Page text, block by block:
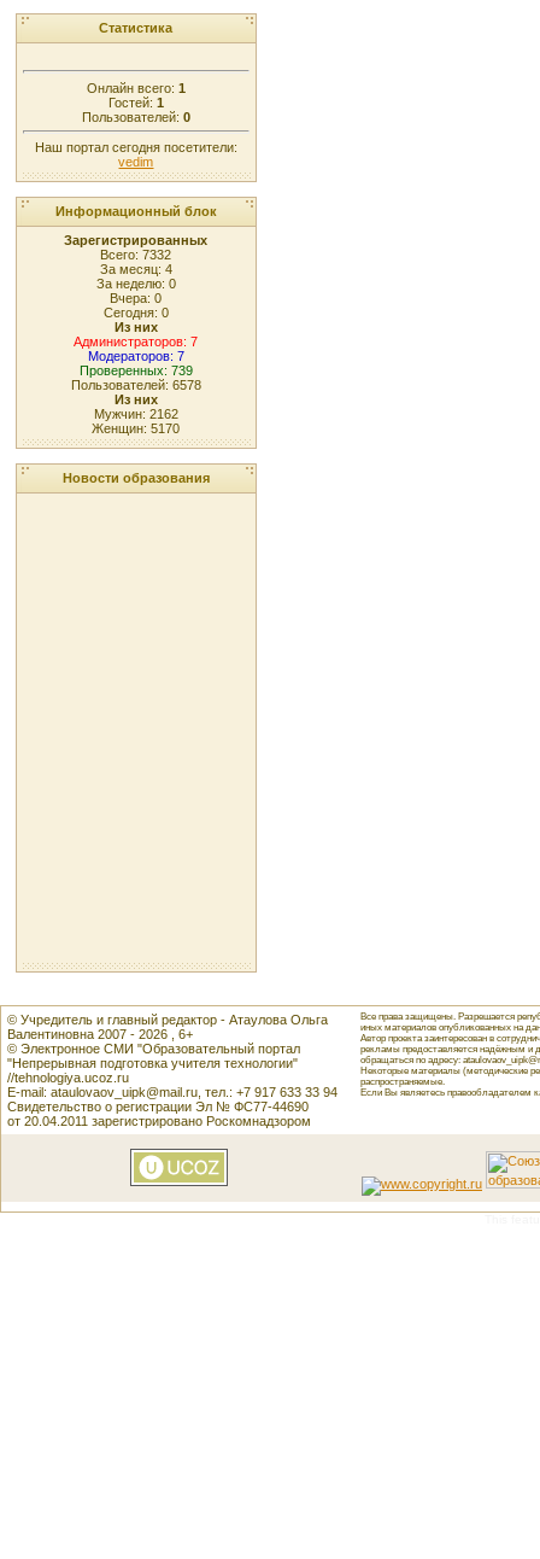
Статистика
Онлайн всего: 1
Гостей: 1
Пользователей: 0
Наш портал сегодня посетители:
vedim
Информационный блок
Зарегистрированных
Всего: 7332
За месяц: 4
За неделю: 0
Вчера: 0
Сегодня: 0
Из них
Администраторов: 7
Модераторов: 7
Проверенных: 739
Пользователей: 6578
Из них
Мужчин: 2162
Женщин: 5170
Новости образования
© Учредитель и главный редактор - Атаулова Ольга
Валентиновна 2007 - 2026 , 6+
© Электронное СМИ "Образовательный портал
"Непрерывная подготовка учителя технологии"
//tehnologiya.ucoz.ru
E-mail: ataulovaov_uipk@mail.ru, тел.: +7 917 633 33 94
Свидетельство о регистрации Эл № ФС77-44690
от 20.04.2011 зарегистрировано Роскомнадзором
Все права защищены. Разрешается
иных материалов опубликованных на
Автор проекта заинтересован в
рекламы предоставляется надёжным и
обращаться по адресу:
Некоторые материалы (методические
распространяемые.
Если Вы являетесь правообладателем